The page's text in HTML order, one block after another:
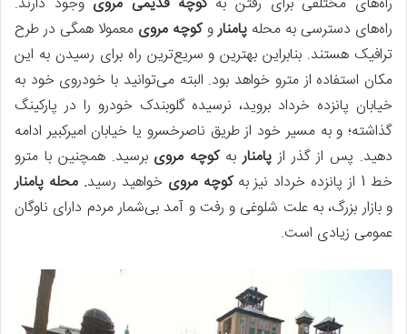
راه‌های دسترسی به محلهپامناروکوچه مروی معمولا همگی در طرح
ترافیک هستند. بنابراین بهترین و سریع‌ترین راه برای رسیدن به این
مکان استفاده از مترو خواهد بود. البته می‌توانید با خودروی خود به
خیابان پانزده خرداد بروید، نرسیده گلوبندک خودرو را در پارکینگ
گذاشته؛ و به مسیر خود از طریق ناصرخسرو یا خیابان امیرکبیر ادامه
دهید. پس از گذر ازپامناربهکوچه مروی برسید. همچنین با مترو
خط 1 از پانزده خرداد نیز به
کوچه مروی خواهید رسید. محله پامنار
و بازار بزرگ، به علت شلوغی و رفت ‌و آمد بی‌شمار مردم دارای ناوگان
عمومی زیادی است.